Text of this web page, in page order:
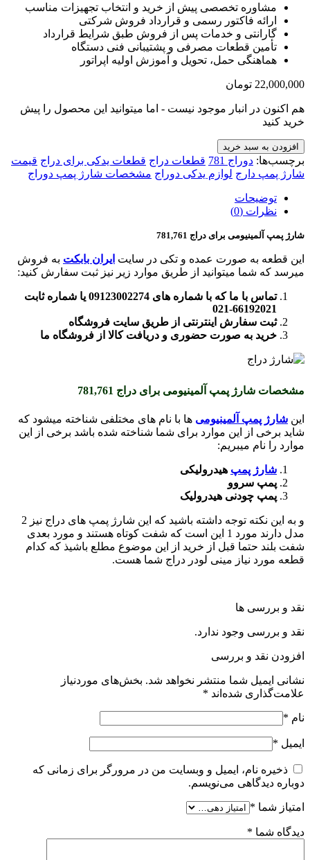
مشاوره تخصصی پیش از خرید و انتخاب تجهیزات مناسب
ارائه فاکتور رسمی و قرارداد فروش شرکتی
گارانتی و خدمات پس از فروش طبق شرایط قرارداد
تأمین قطعات مصرفی و پشتیبانی فنی دستگاه
هماهنگی حمل، تحویل و آموزش اولیه اپراتور
22,000,000 تومان
هم اکنون در انبار موجود نیست - اما میتوانید این محصول را پیش
خرید کنید
افزودن به سبد خرید
برچسب‌ها: دوراج 781 قطعات دراج قطعات یدکی برای دراج قیمت
شارژ پمپ دارج لوازم یدکی دوراج مشخصات شارژ پمپ دوراج
توضیحات
نظرات (0)
شارژ پمپ آلمینیومی برای دراج 781,761
این قطعه به صورت عمده و تکی در سایت ایران بابکت به فروش
میرسد که شما میتوانید از طریق موارد زیر نیز ثبت سفارش کنید:
تماس با ما که با شماره های 09123002274 یا شماره ثابت
66192021-021
ثبت سفارش اینترنتی از طریق سایت فروشگاه
خرید به صورت حضوری و دریافت کالا از فروشگاه ما
مشخصات شارژ پمپ آلمینیومی برای دراج 781,761
این شارژ پمپ آلمینیومی ها با نام های مختلفی شناخته میشود که
شاید برخی از این موارد برای شما شناخته شده باشد برخی از این
موارد را نام میبریم:
شارژ پمپ هیدرولیکی
پمپ سروو
پمپ چودنی هیدرولیک
و به این نکته توجه داشته باشید که این شارژ پمپ های دراج نیز 2
مدل دارند مورد 1 این است که شفت کوتاه هستند و مورد بعدی
شفت بلند حتما قبل از خرید از این موضوع مطلع باشیذ که کدام
قطعه مورد نیاز مینی لودر دراج شما هست.
نقد و بررسی ها
نقد و بررسی وجود ندارد.
افزودن نقد و بررسی
نشانی ایمیل شما منتشر نخواهد شد. بخش‌های موردنیاز
علامت‌گذاری شده‌اند *
نام *
ایمیل *
ذخیره نام، ایمیل و وبسایت من در مرورگر برای زمانی که
دوباره دیدگاهی می‌نویسم.
امتیاز شما *
دیدگاه شما *